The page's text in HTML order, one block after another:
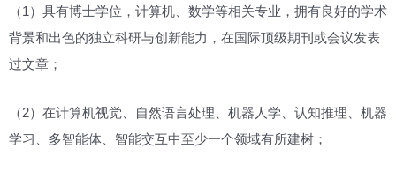
（1）具有博士学位，计算机、数学等相关专业，拥有良好的学术
背景和出色的独立科研与创新能力，在国际顶级期刊或会议发表
过文章；
（2）在计算机视觉、自然语言处理、机器人学、认知推理、机器
学习、多智能体、智能交互中至少一个领域有所建树；